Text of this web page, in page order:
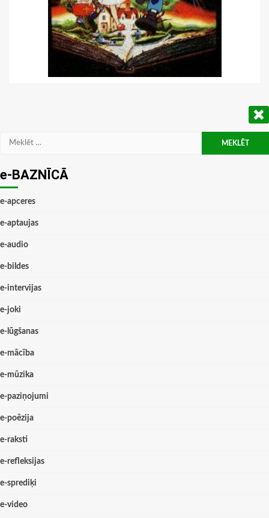
Meklēt:
e-BAZNĪCĀ
e-apceres
e-aptaujas
e-audio
e-bildes
e-intervijas
e-joki
e-lūgšanas
e-mācība
e-mūzika
e-paziņojumi
e-poēzija
e-raksti
e-refleksijas
e-sprediķi
e-video